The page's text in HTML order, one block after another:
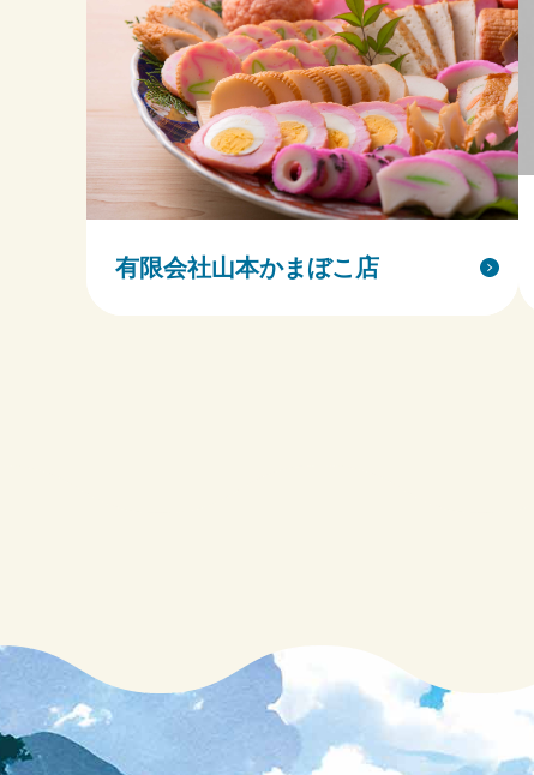
有限会社山本かまぼこ店